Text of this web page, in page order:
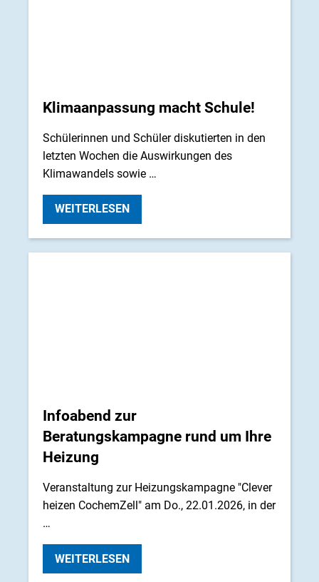
Klimaanpassung macht Schule!
Schülerinnen und Schüler diskutierten in den
letzten Wochen die Auswirkungen des
Klimawandels sowie …
WEITERLESEN
Infoabend zur
Beratungskampagne rund um Ihre
Heizung
Veranstaltung zur Heizungskampagne "Clever
heizen CochemZell" am Do., 22.01.2026, in der
…
WEITERLESEN